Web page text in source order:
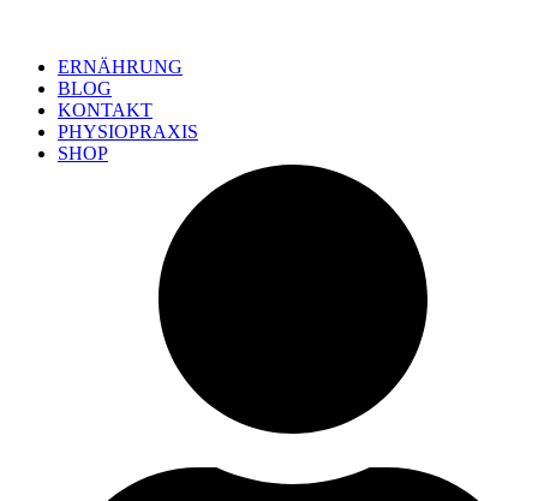
ERNÄHRUNG
BLOG
KONTAKT
PHYSIOPRAXIS
SHOP